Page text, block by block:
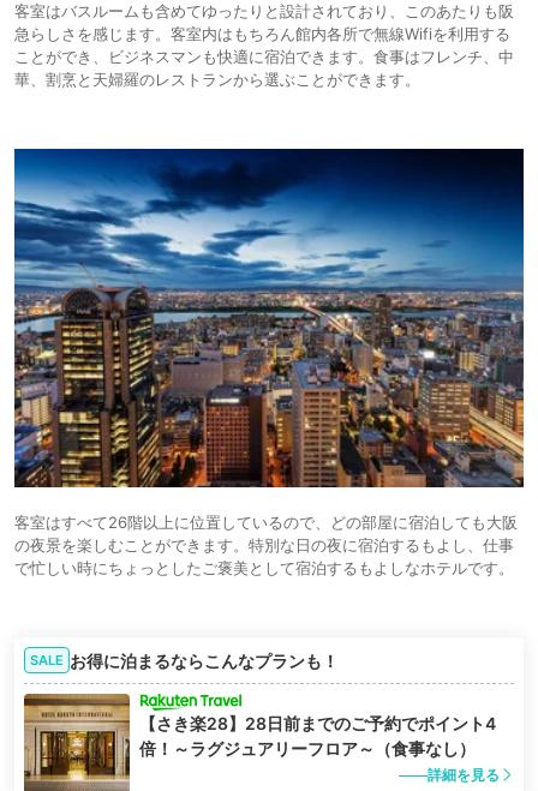
客室はバスルームも含めてゆったりと設計されており、このあたりも阪
急らしさを感じます。客室内はもちろん館内各所で無線Wifiを利用する
ことができ、ビジネスマンも快適に宿泊できます。食事はフレンチ、中
華、割烹と天婦羅のレストランから選ぶことができます。
客室はすべて26階以上に位置しているので、どの部屋に宿泊しても大阪
の夜景を楽しむことができます。特別な日の夜に宿泊するもよし、仕事
で忙しい時にちょっとしたご褒美として宿泊するもよしなホテルです。
SALE お得に泊まるならこんなプランも！
【さき楽28】28日前までのご予約でポイント4
倍！～ラグジュアリーフロア～（食事なし）
詳細を見る